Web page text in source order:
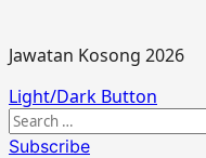
Jawatan Kosong 2026
Primary
Menu
Light/Dark Button
Search
for:
Subscribe